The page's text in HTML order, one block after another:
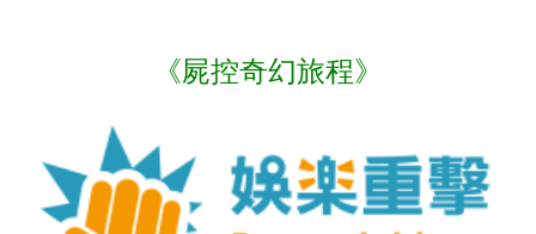
《屍控奇幻旅程》